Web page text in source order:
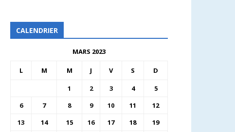
CALENDRIER
MARS 2023
L M M J V S D
1 2 3 4
5
6
7 8 9 10 11
12
13
14 15 16 17 18
19